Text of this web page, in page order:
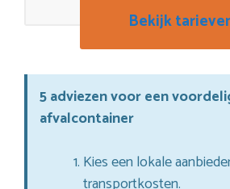
Bekijk
5 adviezen voor een
afvalcontainer
Kies een lokale